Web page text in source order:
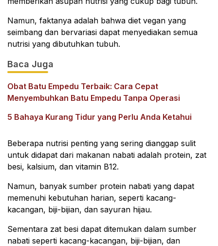
Namun, faktanya adalah bahwa diet vegan yang
seimbang dan bervariasi dapat menyediakan semua
nutrisi yang dibutuhkan tubuh.
Baca Juga
Obat Batu Empedu Terbaik: Cara Cepat
Menyembuhkan Batu Empedu Tanpa Operasi
5 Bahaya Kurang Tidur yang Perlu Anda Ketahui
Beberapa nutrisi penting yang sering dianggap sulit
untuk didapat dari makanan nabati adalah protein, zat
besi, kalsium, dan vitamin B12.
Namun, banyak sumber protein nabati yang dapat
memenuhi kebutuhan harian, seperti kacang-
kacangan, biji-bijian, dan sayuran hijau.
Sementara zat besi dapat ditemukan dalam sumber
nabati seperti kacang-kacangan, biji-bijian, dan